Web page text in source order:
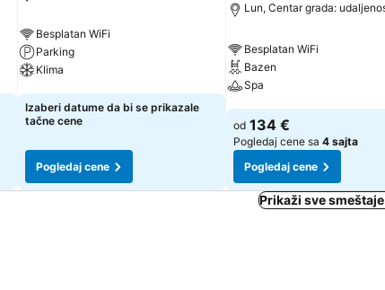
Besplatan WiFi
Parking
Klima
Pogledaj cene
Izaberi datume da bi se prikazale
tačne cene
Pogledaj cene
Lun, Centar grada:
Besplatan WiFi
Bazen
Spa
Pogledaj cene
od 134 €
Pogledaj cene sa 4 sajta
Pogledaj cene
Prikaži sve